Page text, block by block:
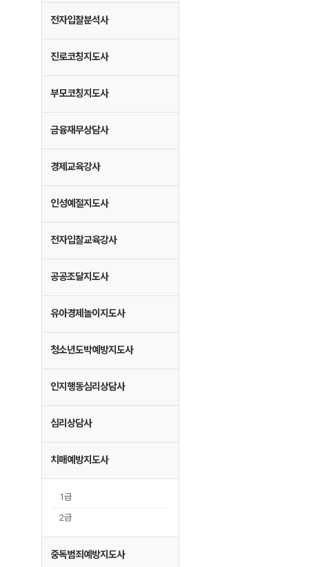
전자입찰분석사
진로코칭지도사
부모코칭지도사
금융재무상담사
경제교육강사
인성예절지도사
전자입찰교육강사
공공조달지도사
유아경제놀이지도사
청소년도박예방지도사
인지행동심리상담사
심리상담사
치매예방지도사
1급
2급
중독범죄예방지도사